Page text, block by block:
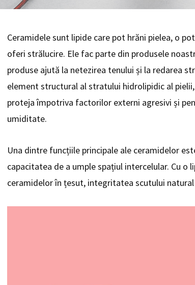
Ceramidele sunt lipide care pot hrăni pielea, o
oferi strălucire. Ele fac parte din produsele
produse ajută la netezirea tenului și la redarea
element structural al stratului hidrolipidic al
proteja împotriva factorilor externi agresivi și
umiditate.
Una dintre funcțiile principale ale ceramidelor
capacitatea de a umple spațiul intercelular. Cu o
ceramidelor în țesut, integritatea scutului